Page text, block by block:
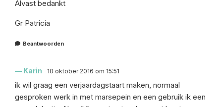
Alvast bedankt
Gr Patricia
Beantwoorden
Karin 10 oktober 2016 om 15:51
ik wil graag een verjaardagstaart maken, normaal
gesproken werk in met marsepein en een gebruik ik een